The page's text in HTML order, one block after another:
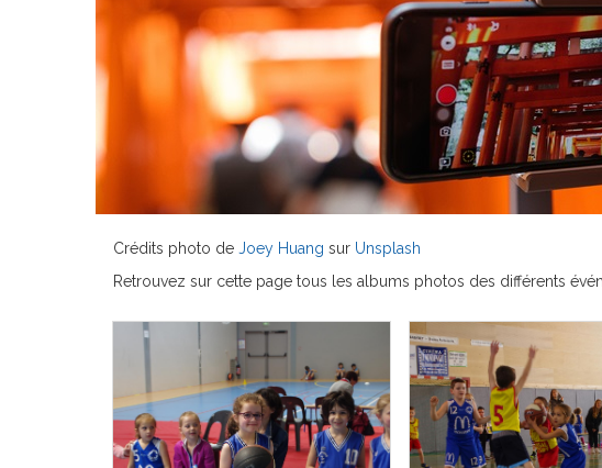
Crédits photo de Joey Huang sur Unsplash
Retrouvez sur cette page tous les albums photos des différents